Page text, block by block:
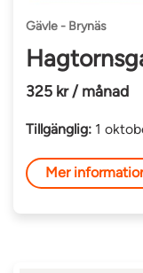
Gävle - Brynäs
325 kr / månad
Tillgänglig: 1
Mer